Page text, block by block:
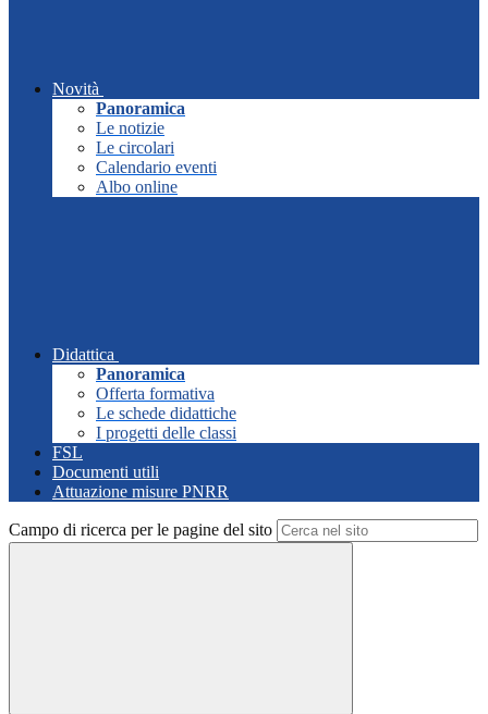
Novità
Panoramica
Le notizie
Le circolari
Calendario eventi
Albo online
Didattica
Panoramica
Offerta formativa
Le schede didattiche
I progetti delle classi
FSL
Documenti utili
Attuazione misure PNRR
Campo di ricerca per le pagine del sito